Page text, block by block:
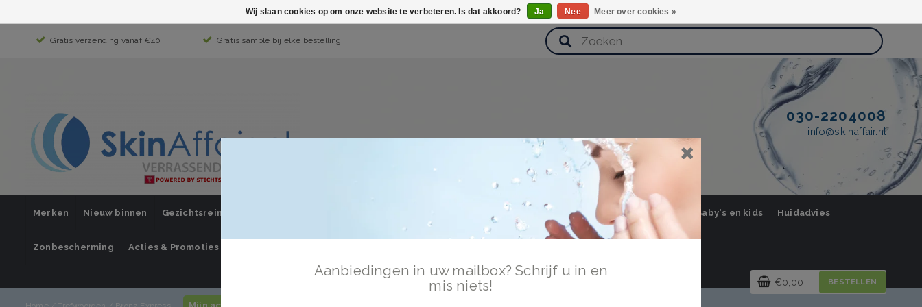
Gratis verzending vanaf €40 Gratis sample bij elke bestelling
030-2204008
info@skinaffair.nl
Merken Nieuw binnen Gezichtsreiniging Lichaamsverzorging Huidverzorging Mannen Baby's en kids Huidadvies
Zonbescherming Acties & Promoties
€0,00 BESTELLEN
Aanbiedingen in uw mailbox? Schrijf u in en
mis niets!
Wij slaan cookies op om onze website te verbeteren. Is dat akkoord? Ja Nee Meer over cookies »